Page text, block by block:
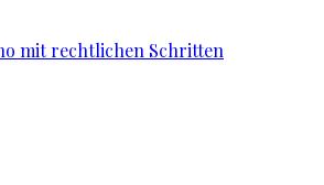
mit rechtlichen Schritten